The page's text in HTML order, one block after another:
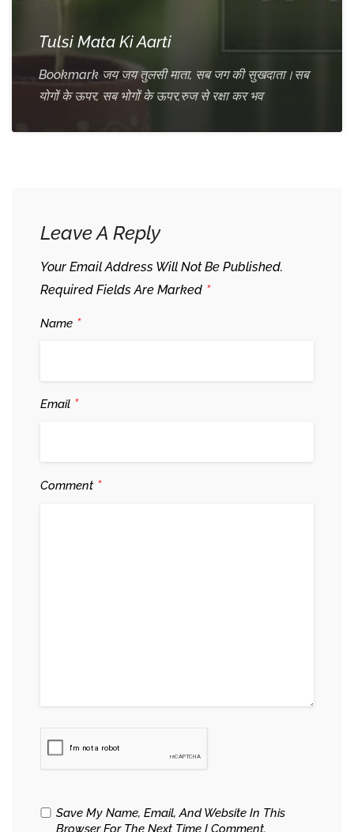
Tulsi Mata Ki Aarti
Bookmark जय जय तुलसी माता, सब जग की सुखदाता।सब
योगों के ऊपर, सब भोगों के ऊपर,रुज से रक्षा कर भव
Leave A Reply
Your Email Address Will Not Be Published.
Required Fields Are Marked *
Name *
Email *
Comment *
Save My Name, Email, And Website In This
Browser For The Next Time I Comment.